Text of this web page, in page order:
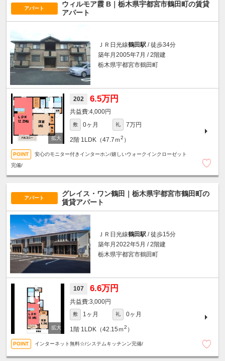
アパート
ウィルモア霞 B｜栃木県宇都宮市鶴田町の賃貸
アパート
ＪＲ日光線鶴田駅 / 徒歩34分
築年月2005年7月 / 2階建
栃木県宇都宮市鶴田町
202 6.5万円
4,000円
敷 0ヶ月 礼 7万円
2階 1LDK（47.7ｍ2 ）
安心のモニター付きインターホン/嬉しいウォークインクローゼット
完備/
アパート
グレイス・ワン鶴田｜栃木県宇都宮市鶴田町の
賃貸アパート
ＪＲ日光線鶴田駅 / 徒歩15分
築年月2022年5月 / 2階建
栃木県宇都宮市鶴田町
107 6.6万円
3,000円
敷 1ヶ月 礼 0ヶ月
1階 1LDK（42.15ｍ2 ）
インターネット無料☆/システムキッチンン完備/